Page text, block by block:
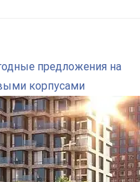
предложения на
корпусами